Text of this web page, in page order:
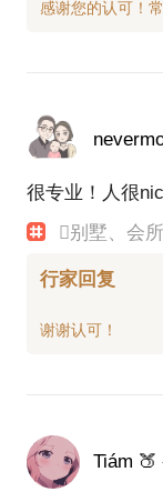
很专业！人很
别墅、会
行家回复
Tiám 🍑